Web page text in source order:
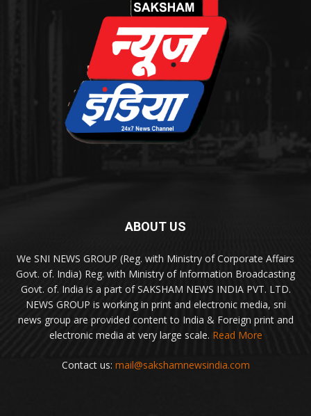
ABOUT US
We SNI NEWS GROUP (Reg. with Ministry of Corporate Affairs
Govt. of. India) Reg. with Ministry of Information Broadcasting
Govt. of. India is a part of SAKSHAM NEWS INDIA PVT. LTD.
NEWS GROUP is working in print and electronic media, sni
news group are provided content to India & Foreign print and
electronic media at very large scale. Read More
Contact us: mail@sakshamnewsindia.com